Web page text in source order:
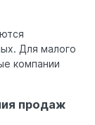
Для малого
компании
продаж